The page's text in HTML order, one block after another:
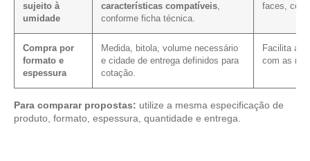
sujeito à
umidade
características compatíveis
conforme ficha técnica.
faces,
Compra por
formato e
espessura
Medida, bitola, volume necessário
e cidade de entrega definidos para
cotação.
Facilita a
com as
Para comparar propostas: utilize a mesma especificação de
produto, formato, espessura, quantidade e entrega.